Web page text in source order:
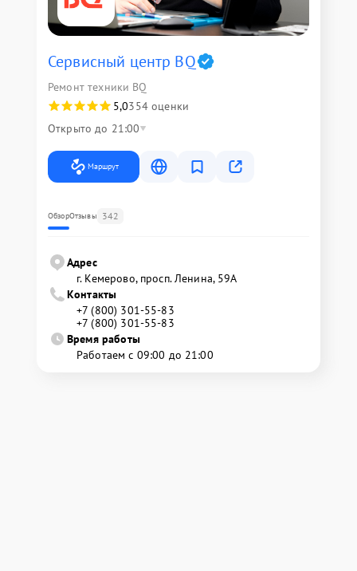
Сервисный центр BQ
Ремонт техники BQ
5,0354 оценки
Открыто до 21:00
Маршрут
ОбзорОтзывы 342
Адрес
г. Кемерово, просп. Ленина, 59А
Контакты
+7 (800) 301-55-83
+7 (800) 301-55-83
Время работы
Работаем с 09:00 до 21:00